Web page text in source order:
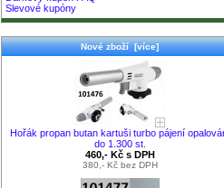
Slevové kupóny
Nové zboží [více]
Hořák propan butan kartuši turbo pájení
do 1.300 st.
460,- Kč s DPH
380,- Kč bez DPH